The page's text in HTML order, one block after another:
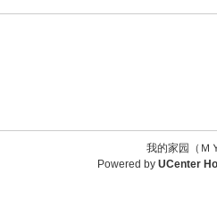
我的家园（
Powered by UCenter